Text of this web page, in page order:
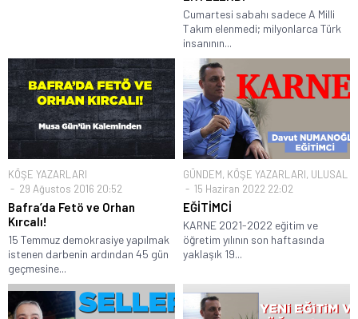
Cumartesi sabahı sadece A Milli
Takım elenmedi; milyonlarca Türk
insanının...
KÖŞE YAZARLARI
29 Ağustos 2016 20:52
Bafra’da Fetö ve Orhan
Kırcalı!
15 Temmuz demokrasiye yapılmak
istenen darbenin ardından 45 gün
geçmesine...
GÜNDEM, KÖŞE YAZARLARI, ULUSAL
15 Haziran 2022 22:02
EĞİTİMCİ
KARNE 2021-2022 eğitim ve
öğretim yılının son haftasında
yaklaşık 19...